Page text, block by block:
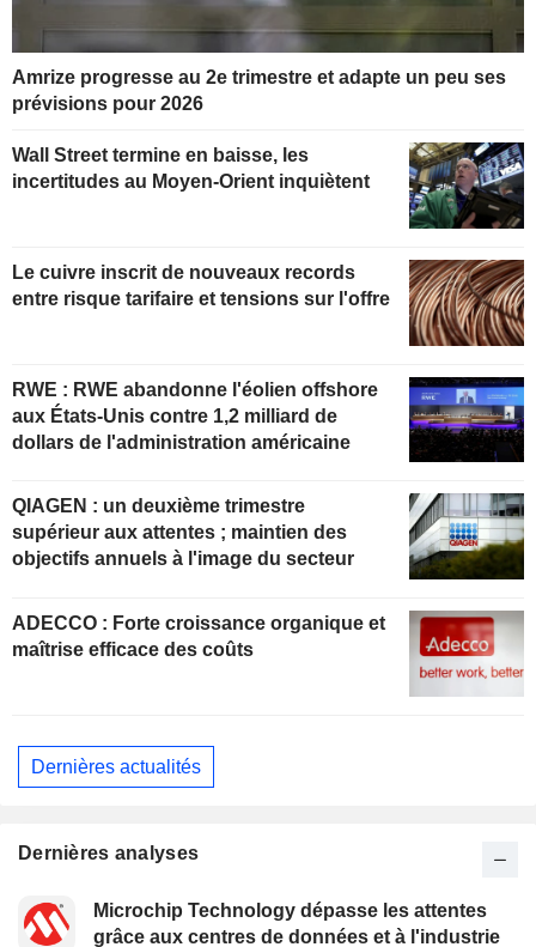
Amrize progresse au 2e trimestre et adapte un peu ses
prévisions pour 2026
Wall Street termine en baisse, les
incertitudes au Moyen-Orient inquiètent
Le cuivre inscrit de nouveaux records
entre risque tarifaire et tensions sur l'offre
RWE : RWE abandonne l'éolien offshore
aux États-Unis contre 1,2 milliard de
dollars de l'administration américaine
QIAGEN : un deuxième trimestre
supérieur aux attentes ; maintien des
objectifs annuels à l'image du secteur
ADECCO : Forte croissance organique et
maîtrise efficace des coûts
Dernières actualités
Dernières analyses
Microchip Technology dépasse les attentes
grâce aux centres de données et à l'industrie